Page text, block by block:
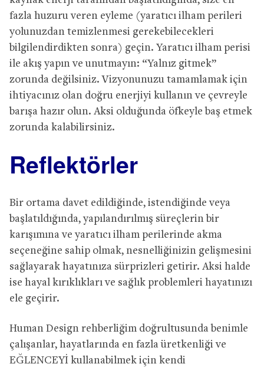
fazla huzuru veren eyleme (yaratıcı ilham perileri
yolunuzdan temizlenmesi gerekebilecekleri
bilgilendirdikten sonra) geçin. Yaratıcı ilham perisi
ile akış yapın ve unutmayın: “Yalnız gitmek”
zorunda değilsiniz. Vizyonunuzu tamamlamak için
ihtiyacınız olan doğru enerjiyi kullanın ve çevreyle
barışa hazır olun. Aksi olduğunda öfkeyle baş etmek
zorunda kalabilirsiniz.
Reflektörler
Bir ortama davet edildiğinde, istendiğinde veya
başlatıldığında, yapılandırılmış süreçlerin bir
karışımına ve yaratıcı ilham perilerinde akma
seçeneğine sahip olmak, nesnelliğinizin gelişmesini
sağlayarak hayatınıza sürprizleri getirir. Aksi halde
ise hayal kırıklıkları ve sağlık problemleri hayatınızı
ele geçirir.
Human Design rehberliğim doğrultusunda benimle
çalışanlar, hayatlarında en fazla üretkenliği ve
EĞLENCEYİ kullanabilmek için kendi